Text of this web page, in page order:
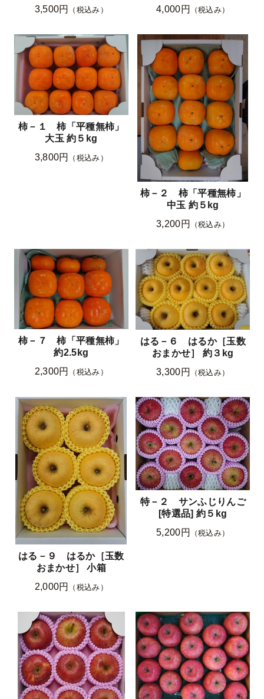
3,500円
（税込み）
4,000円
（税込み）
柿－１ 柿「平種無柿」
大玉 約５kg
3,800円
（税込み）
柿－２ 柿「平種無柿」
中玉 約５kg
3,200円
（税込み）
柿－７ 柿「平種無柿」
約2.5kg
2,300円
（税込み）
はる－６ はるか［玉数
おまかせ］ 約３kg
3,300円
（税込み）
はる－９ はるか［玉数
おまかせ］ 小箱
2,000円
（税込み）
特－２ サンふじりんご
[特選品] 約５kg
5,200円
（税込み）